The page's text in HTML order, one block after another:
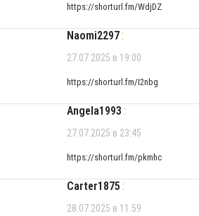
https://shorturl.fm/WdjDZ
Naomi2297:
27.07.2025 в 19:00
https://shorturl.fm/I2nbg
Angela1993 :
27.07.2025 в 23:45
https://shorturl.fm/pkmhc
Carter1875 :
28.07.2025 в 11:59